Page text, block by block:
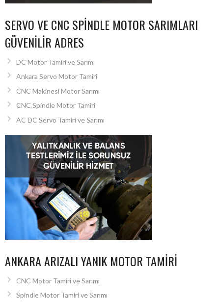
SERVO VE CNC SPINDLE MOTOR SARIMLARI
GÜVENILIR ADRES
DC Motor Tamiri ve Sarımı
Ankara Servo Motor Tamiri
CNC Makinesi Motor Sarımı
CNC Spindle Motor Tamiri
AC DC Servo Tamiri ve Sarımı
ANKARA ARIZALI YANIK MOTOR TAMIRI
CNC Motor Tamiri ve Sarımı
Spindle Motor Tamiri ve Sarımı